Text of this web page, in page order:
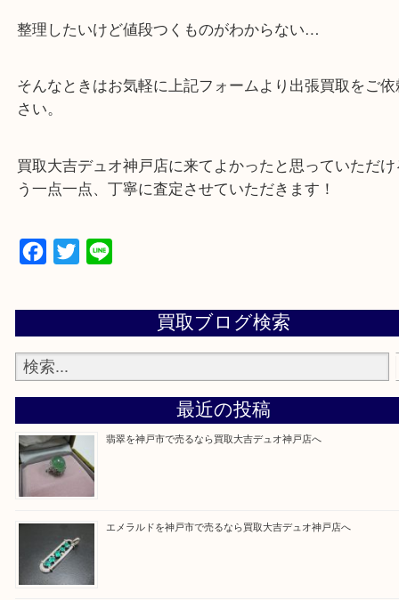
・店舗販売していないのでいつでも安定した高相場
可能！
・特殊査定依頼のご相談もお気軽に
当店ではそういったお困りの方からのご依頼も大歓
整理したいけど値段つくものがわからない…
そんなときはお気軽に上記フォームより出張買取を
さい。
買取大吉デュオ神戸店に来てよかったと思ってい
う一点一点、丁寧に査定させていただきます！